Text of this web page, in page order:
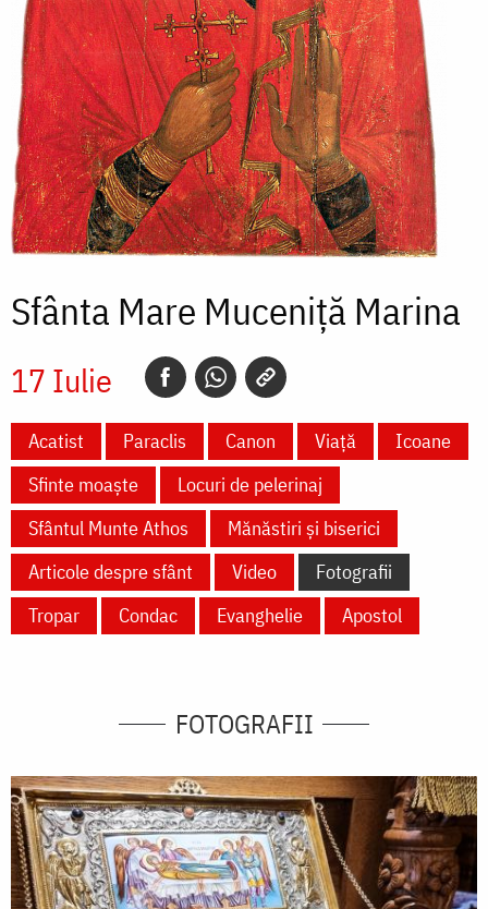
Sfânta Mare Muceniță Marina
17 Iulie
Acatist Paraclis Canon Viață
Icoane
Sfinte moaște
Locuri de pelerinaj
Sfântul Munte Athos
Mănăstiri și biserici
Articole despre sfânt
Video
Fotografii
Tropar
Condac Evanghelie Apostol
FOTOGRAFII